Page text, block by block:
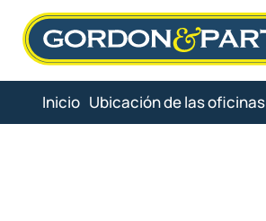
Skip
content
Inicio Ubicación de las oficinas